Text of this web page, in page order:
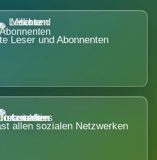
Leser und Abonnenten
allen sozialen Netzwerken